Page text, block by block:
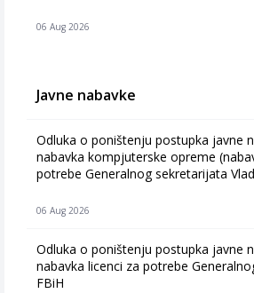
06 Aug 2026
Javne nabavke
Odluka o poništenju postupka javne
nabavka kompjuterske opreme
potrebe Generalnog sekretarijata
06 Aug 2026
Odluka o poništenju postupka javne
nabavka licenci za potrebe
FBiH